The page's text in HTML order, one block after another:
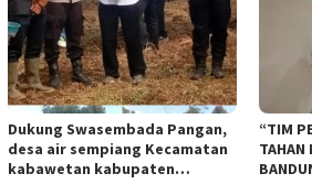
Dukung Swasembada Pangan,
desa air sempiang Kecamatan
kabawetan kabupaten
“TIM
TAHAN